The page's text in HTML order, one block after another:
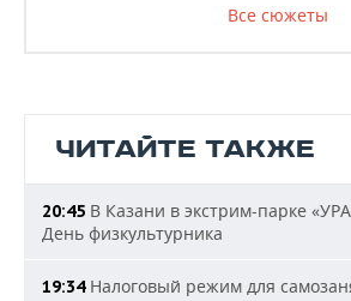
Все сюжеты
ЧИТАЙТЕ ТАКЖЕ
20:45 В Казани в экстрим-парке
День физкультурника
19:34Налоговый режим для